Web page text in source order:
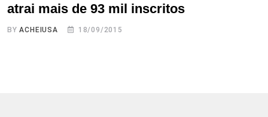
atrai mais de 93 mil inscritos
BYACHEIUSA 18/09/2015